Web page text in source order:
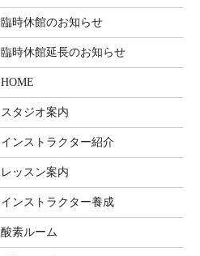
臨時休館のお知らせ
臨時休館延長のお知らせ
HOME
スタジオ案内
インストラクター紹介
レッスン案内
インストラクター養成
酸素ルーム